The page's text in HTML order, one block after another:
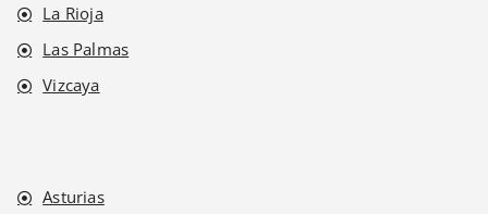
La Rioja
Las Palmas
Vizcaya
Asturias